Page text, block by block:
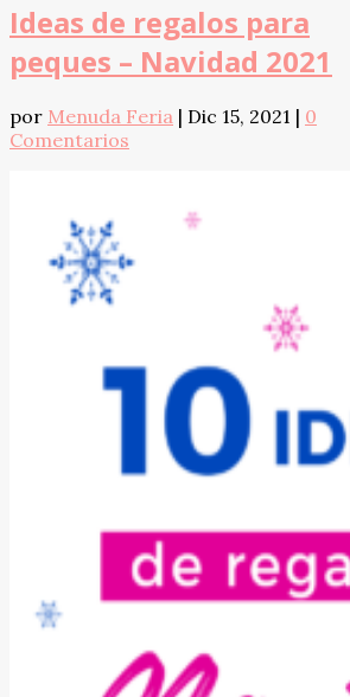
Ideas de regalos para
peques – Navidad 2021
por Menuda Feria | Dic 15, 2021 | 0
Comentarios